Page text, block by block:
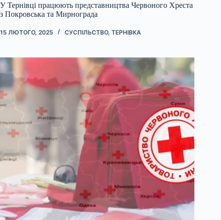
У Тернівці працюють представництва Червоного Хреста
з Покровська та Мирнограда
15 ЛЮТОГО, 2025 СУСПІЛЬСТВО, ТЕРНІВКА